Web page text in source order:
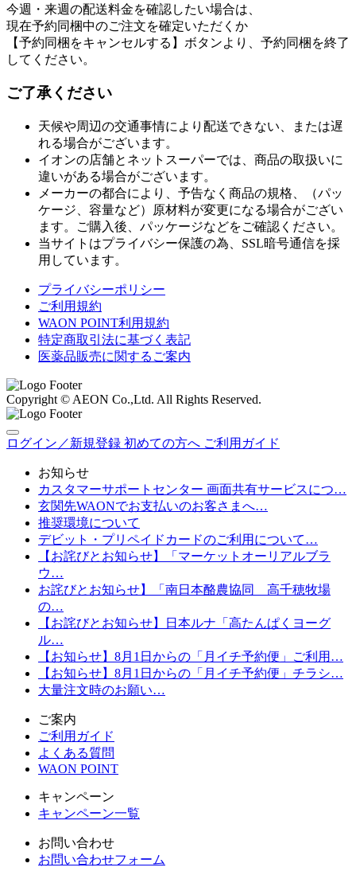
今週・来週の配送料金を確認したい場合は、
現在予約同梱中のご注文を確定いただくか
【予約同梱をキャンセルする】ボタンより、予約同梱を終了
してください。
ご了承ください
天候や周辺の交通事情により配送できない、または遅
れる場合がございます。
イオンの店舗とネットスーパーでは、商品の取扱いに
違いがある場合がございます。
メーカーの都合により、予告なく商品の規格、（パッ
ケージ、容量など）原材料が変更になる場合がござい
ます。ご購入後、パッケージなどをご確認ください。
当サイトはプライバシー保護の為、SSL暗号通信を採
用しています。
プライバシーポリシー
ご利用規約
WAON POINT利用規約
特定商取引法に基づく表記
医薬品販売に関するご案内
Copyright © AEON Co.,Ltd. All Rights Reserved.
ログイン／新規登録 初めての方へ ご利用ガイド
お知らせ
カスタマーサポートセンター 画面共有サービスにつ…
玄関先WAONでお支払いのお客さまへ…
推奨環境について
デビット・プリペイドカードのご利用について…
【お詫びとお知らせ】「マーケットオーリアルブラ
ウ…
お詫びとお知らせ】「南日本酪農協同 高千穂牧場
の…
【お詫びとお知らせ】日本ルナ「高たんぱくヨーグ
ル…
【お知らせ】8月1日からの「月イチ予約便」ご利用…
【お知らせ】8月1日からの「月イチ予約便」チラシ…
大量注文時のお願い…
ご案内
ご利用ガイド
よくある質問
WAON POINT
キャンペーン
キャンペーン一覧
お問い合わせ
お問い合わせフォーム